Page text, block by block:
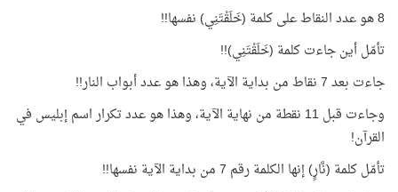
8 هو عدد النقاط على كلمة (خَلَقْتَنِي) نفسها!!
تأمّل أين جاءت كلمة (خَلَقْتَنِي)!!
جاءت بعد 7 نقاط من بداية الآية، وهذا هو عدد أبواب النار!!
وجاءت قبل 11 نقطة من نهاية الآية، وهذا هو عدد تكرار اسم إبليس في
القرآن!
تأمّل كلمة (نَّارٍ) إنها الكلمة رقم 7 من بداية الآية نفسها!!